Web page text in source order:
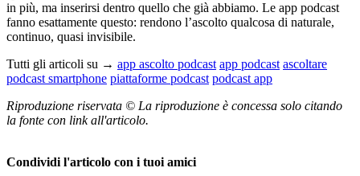
in più, ma inserirsi dentro quello che già abbiamo. Le app podcast
fanno esattamente questo: rendono l’ascolto qualcosa di naturale,
continuo, quasi invisibile.
Tutti gli articoli su → app ascolto podcast app podcast ascoltare
podcast smartphone piattaforme podcast podcast app
Riproduzione riservata © La riproduzione è concessa solo citando
la fonte con link all'articolo.
Condividi l'articolo con i tuoi amici